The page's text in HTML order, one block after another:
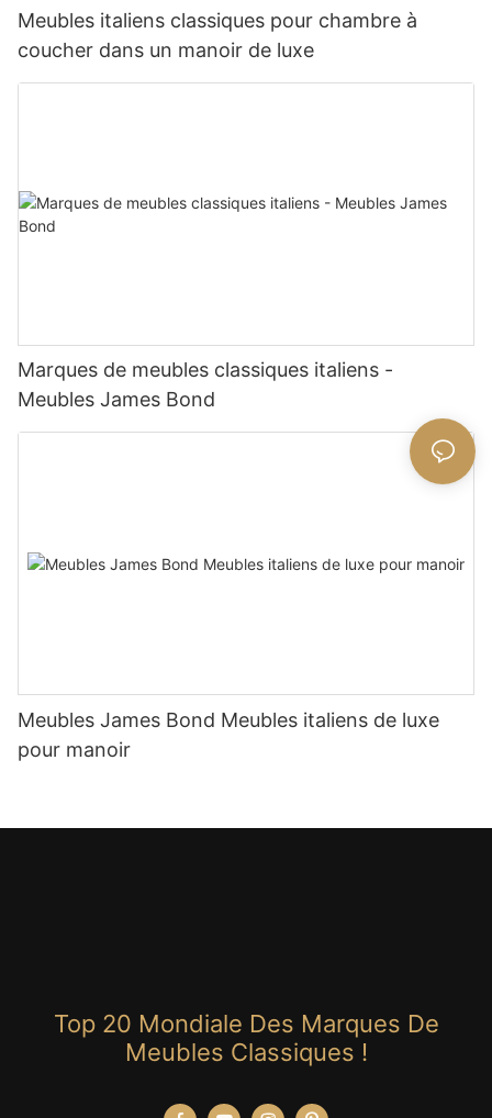
Meubles italiens classiques pour chambre à
coucher dans un manoir de luxe
Marques de meubles classiques italiens -
Meubles James Bond
Meubles James Bond Meubles italiens de luxe
pour manoir
Top 20 Mondiale Des Marques De
Meubles Classiques !